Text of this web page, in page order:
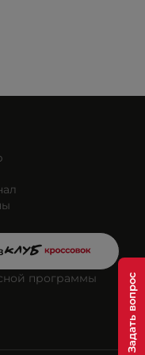
программы